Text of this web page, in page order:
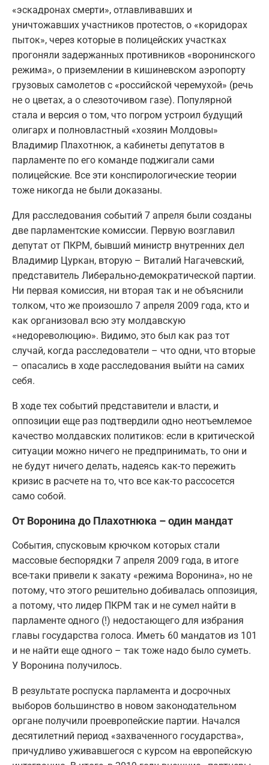
«эскадронах смерти», отлавливавших и
уничтожавших участников протестов, о «коридорах
пыток», через которые в полицейских участках
прогоняли задержанных противников «воронинского
режима», о приземлении в кишиневском аэропорту
грузовых самолетов с «российской черемухой» (речь
не о цветах, а о слезоточивом газе). Популярной
стала и версия о том, что погром устроил будущий
олигарх и полновластный «хозяин Молдовы»
Владимир Плахотнюк, а кабинеты депутатов в
парламенте по его команде поджигали сами
полицейские. Все эти конспирологические теории
тоже никогда не были доказаны.
Для расследования событий 7 апреля были созданы
две парламентские комиссии. Первую возглавил
депутат от ПКРМ, бывший министр внутренних дел
Владимир Цуркан, вторую – Виталий Нагачевский,
представитель Либерально-демократической партии.
Ни первая комиссия, ни вторая так и не объяснили
толком, что же произошло 7 апреля 2009 года, кто и
как организовал всю эту молдавскую
«недореволюцию». Видимо, это был как раз тот
случай, когда расследователи – что одни, что вторые
– опасались в ходе расследования выйти на самих
себя.
В ходе тех событий представители и власти, и
оппозиции еще раз подтвердили одно неотъемлемое
качество молдавских политиков: если в критической
ситуации можно ничего не предпринимать, то они и
не будут ничего делать, надеясь как-то пережить
кризис в расчете на то, что все как-то рассосется
само собой.
От Воронина до Плахотнюка – один мандат
События, спусковым крючком которых стали
массовые беспорядки 7 апреля 2009 года, в итоге
все-таки привели к закату «режима Воронина», но не
потому, что этого решительно добивалась оппозиция,
а потому, что лидер ПКРМ так и не сумел найти в
парламенте одного (!) недостающего для избрания
главы государства голоса. Иметь 60 мандатов из 101
и не найти еще одного – так тоже надо было суметь.
У Воронина получилось.
В результате роспуска парламента и досрочных
выборов большинство в новом законодательном
органе получили проевропейские партии. Начался
десятилетний период «захваченного государства»,
причудливо уживавшегося с курсом на европейскую